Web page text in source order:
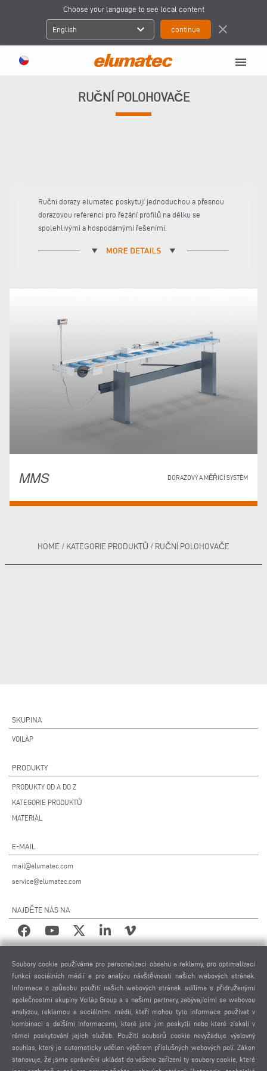
Choose your language to see local content
English expand_more close
menu
RUČNÍ POLOHOVAČE
Ruční dorazy elumatec poskytují jednoduchou a přesnou
dorazovou referenci pro řezání profilů na délku se
spolehlivými a hospodárnými řešeními.
MMS DORAZOVÝ A MĚŘICÍ SYSTÉM
HOME / KATEGORIE PRODUKTŮ / RUČNÍ POLOHOVAČE
SKUPINA
VOILÀP
PRODUKTY
PRODUKTY OD A DO Z
KATEGORIE PRODUKTŮ
MATERIÁL
E-MAIL
mail@elumatec.com
service@elumatec.com
NAJDĚTE NÁS NA
PRÁVNÍ UPOZORNĚNÍ
IMPRESUM
POUŽITÉ FOTOGRAFIE
OCHRANA OSOBNÍCH ÚDAJŮ
OCHRANA OSOBNÍCH ÚDAJŮ MEZINÁRODNĚ
VŠEOBECNÉ PODMÍNKY PRODEJE
DOHODA O DÁLKOVÉ ÚDRŽBĚ
Soubory cookie používáme pro personalizaci obsahu a reklamy, pro optimalizaci
funkcí sociálních médií a pro analýzu návštěvnosti našich webových stránek.
Informace o způsobu použití našich webových stránek sdílíme s přidruženými
společnostmi skupiny Voilàp Group a s našimi partnery, zabývajícími se webovou
analýzou, reklamou a sociálními médii, kteří mohou tyto informace používat v
kombinaci s dalšími informacemi, které jste jim poskytli nebo které získali v
rámci poskytování jejich služeb. Použití souborů cookie nevyžaduje výslovný
souhlas, který je automaticky udělen výběrem příslušných webových polí. Zákon
stanovuje, že jsme oprávněni ukládat do vašeho zařízení ty soubory cookie, které